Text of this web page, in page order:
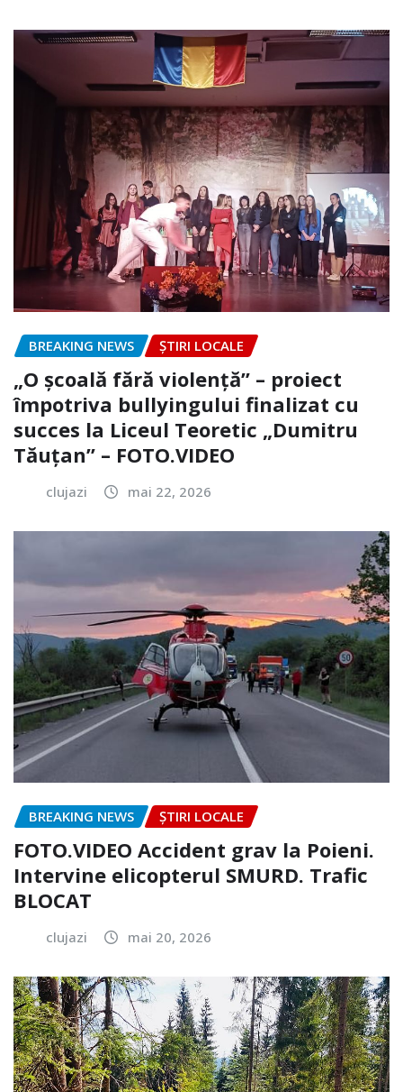
BREAKING NEWS ȘTIRI LOCALE
„O școală fără violență” – proiect
împotriva bullyingului finalizat cu
succes la Liceul Teoretic „Dumitru
Tăuțan” – FOTO.VIDEO
clujazi mai 22, 2026
BREAKING NEWS ȘTIRI LOCALE
FOTO.VIDEO Accident grav la Poieni.
Intervine elicopterul SMURD. Trafic
BLOCAT
clujazi mai 20, 2026